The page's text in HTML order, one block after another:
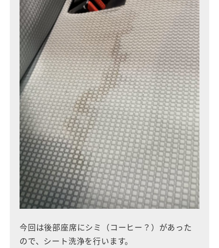
今回は後部座席にシミ（コーヒー？）があった
ので、シート洗浄を行います。